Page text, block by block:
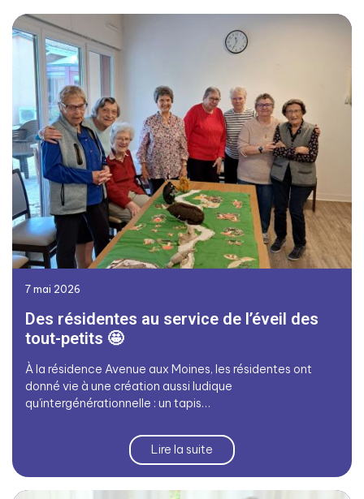
7 mai 2026
Des résidentes au service de l’éveil des
tout-petits 🤩
À la résidence Avenue aux Moines, les résidentes ont
donné vie à une création aussi ludique
qu’intergénérationnelle : un tapis…
Lire la suite